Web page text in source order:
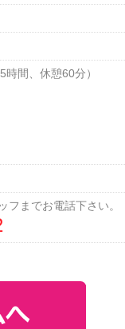
間、休憩60分）
フまでお電話下さい。